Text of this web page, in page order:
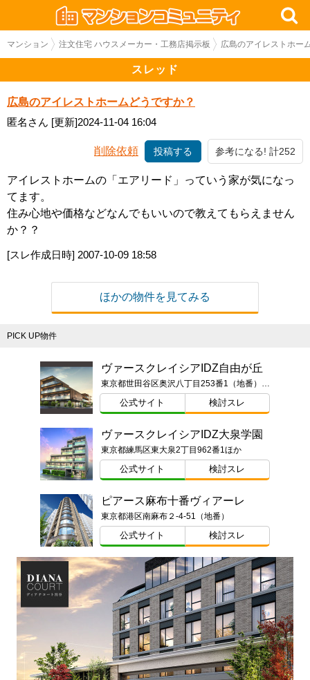
マンション 注文住宅 ハウスメーカー・工務店掲示板 広島のアイレストホー
スレッド
広島のアイレストホームどうですか？
匿名さん [更新]2024-11-04 16:04
削除依頼 投稿する 参考になる! 計252
アイレストホームの「エアリード」っていう家が気になっ
てます。
住み心地や価格などなんでもいいので教えてもらえません
か？？
[スレ作成日時] 2007-10-09 18:58
ほかの物件を見てみる
PICK UP物件
ヴァースクレイシアIDZ自由が丘
東京都世田谷区奥沢八丁目253番1（地番）東京都世田谷区奥沢八丁目1番23-○○○号（住居表示）
公式サイト 検討スレ
ヴァースクレイシアIDZ大泉学園
東京都練馬区東大泉2丁目962番1ほか
公式サイト 検討スレ
ピアース麻布十番ヴィアーレ
東京都港区南麻布２-4-51（地番）
公式サイト 検討スレ